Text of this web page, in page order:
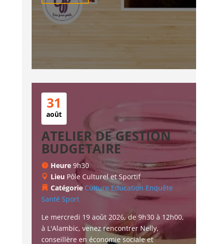
31
août
ATELIER DE GESTION
BUDGETAIRE
Heure 9h30
Lieu Pôle Culturel et Sportif
Catégorie Culture Education Enquête
Santé Sport
Le mercredi 19 août 2026, de 9h30 à 12h00,
à L'Alambic, venez rencontrer Nelly,
conseillère en économie sociale et